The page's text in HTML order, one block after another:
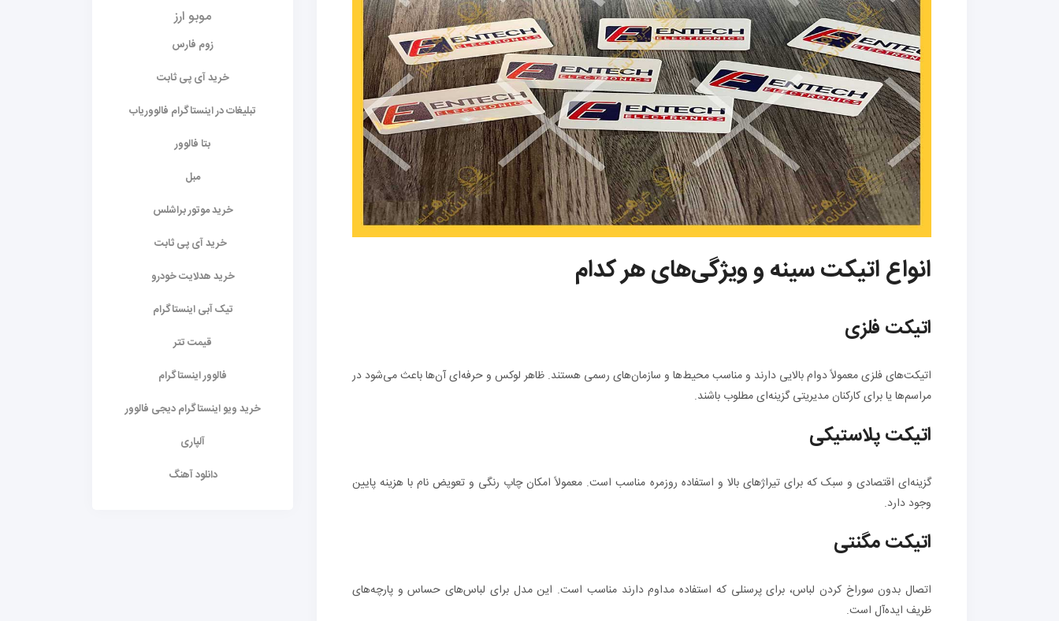
انواع اتیکت سینه و ویژگی‌های هر کدام
اتیکت فلزی
اتیکت‌های فلزی معمولاً دوام بالایی دارند و مناسب محیط‌ها و سازمان‌های رسمی هستند. ظاهر لوکس و حرفه‌ای آن‌ها باعث می‌شود در
مراسم‌ها یا برای کارکنان مدیریتی گزینه‌ای مطلوب باشند.
اتیکت پلاستیکی
گزینه‌ای اقتصادی و سبک که برای تیراژهای بالا و استفاده روزمره مناسب است. معمولاً امکان چاپ رنگی و تعویض نام با هزینه پایین
وجود دارد.
اتیکت مگنتی
اتصال بدون سوراخ کردن لباس، برای پرسنلی که استفاده مداوم دارند مناسب است. این مدل برای لباس‌های حساس و پارچه‌های
ظریف ایده‌آل است.
موبو ارز
زوم فارس
خرید آی پی ثابت
تبلیغات در اینستاگرام فالووریاب
بتا فالوور
مبل
خرید موتور براشلس
خرید آی پی ثابت
خرید هدلایت خودرو
تیک آبی اینستاگرام
قیمت تتر
فالوور اینستاگرام
خرید ویو اینستاگرام دیجی فالوور
آلپاری
دانلود آهنگ